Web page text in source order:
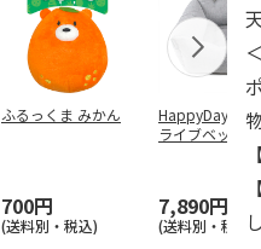
ふるっくま みかん
700円
(送料別・税込)
HappyDays
ライブベッド グ
7,890円
(送料別・税込)